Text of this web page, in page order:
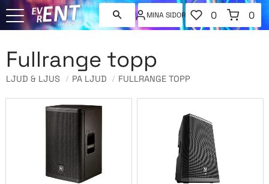
MINA SIDOR
FAVORITER
ANTAL
0
KUNDVAGN
0
Fullrange topp
LJUD & LJUS PA LJUD FULLRANGE TOPP